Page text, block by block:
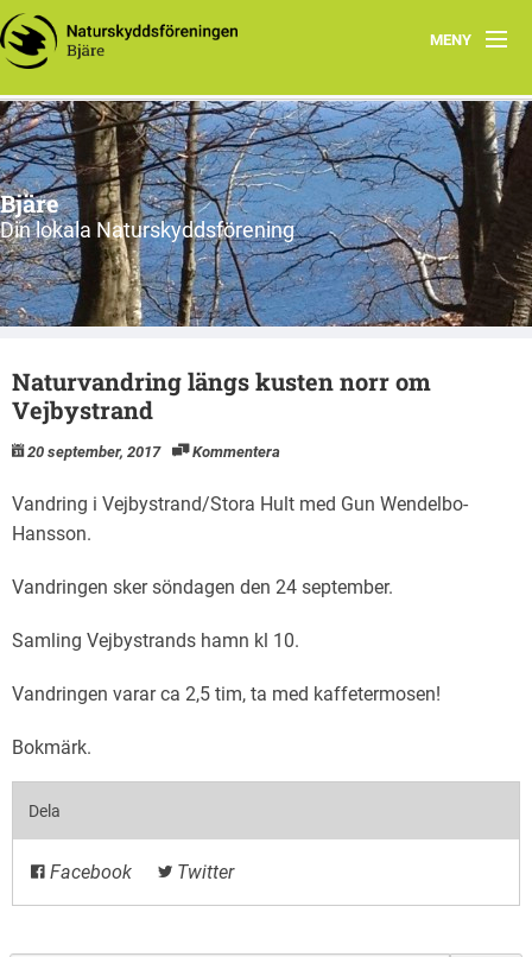
MENY
Hem
Om oss
Styrelsen
Program
Vad vi gör!
Bjäre
Din lokala Naturskyddsförening
Naturvandring längs kusten norr om
Vejbystrand
20 september, 2017 Kommentera
Vandring i Vejbystrand/Stora Hult med Gun Wendelbo-
Hansson.
Vandringen sker söndagen den 24 september.
Samling Vejbystrands hamn kl 10.
Vandringen varar ca 2,5 tim, ta med kaffetermosen!
Bokmärk.
Dela
Facebook Twitter